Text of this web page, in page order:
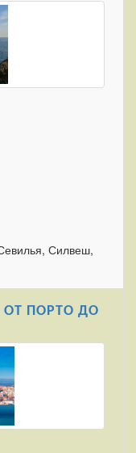
Силвеш,
ОТ ПОРТО ДО